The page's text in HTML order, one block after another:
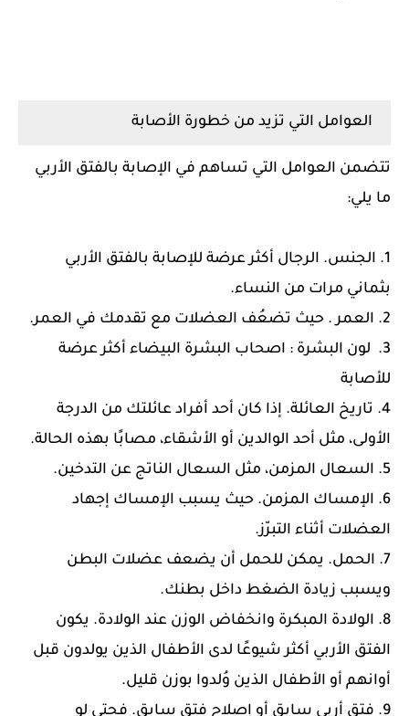
العوامل التي تزيد من خطورة الأصابة
تتضمن العوامل التي تساهم في الإصابة بالفتق الأربي
ما يلي:
1. الجنس. الرجال أكثر عرضة للإصابة بالفتق الأربي
بثماني مرات من النساء.
2. العمر . حيث تضعُف العضلات مع تقدمك في العمر.
3. لون البشرة : اصحاب البشرة البيضاء أكثر عرضة
للأصابة
4. تاريخ العائلة. إذا كان أحد أفراد عائلتك من الدرجة
الأولى، مثل أحد الوالدين أو الأشقاء، مصابًا بهذه الحالة.
5. السعال المزمن، مثل السعال الناتج عن التدخين.
6. الإمساك المزمن. حيث يسبب الإمساك إجهاد
العضلات أثناء التبرّز.
7. الحمل. يمكن للحمل أن يضعف عضلات البطن
ويسبب زيادة الضغط داخل بطنك.
8. الولادة المبكرة وانخفاض الوزن عند الولادة. يكون
الفتق الأربي أكثر شيوعًا لدى الأطفال الذين يولدون قبل
أوانهم أو الأطفال الذين وُلدوا بوزن قليل.
9. فتق أربي سابق أو إصلاح فتق سابق. فحتى لو